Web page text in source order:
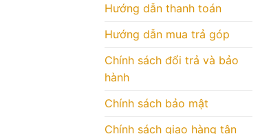
Hướng dẫn thanh toán
Hướng dẫn mua trả góp
Chính sách đổi trả và bảo
hành
Chính sách bảo mật
Chính sách giao hàng tận